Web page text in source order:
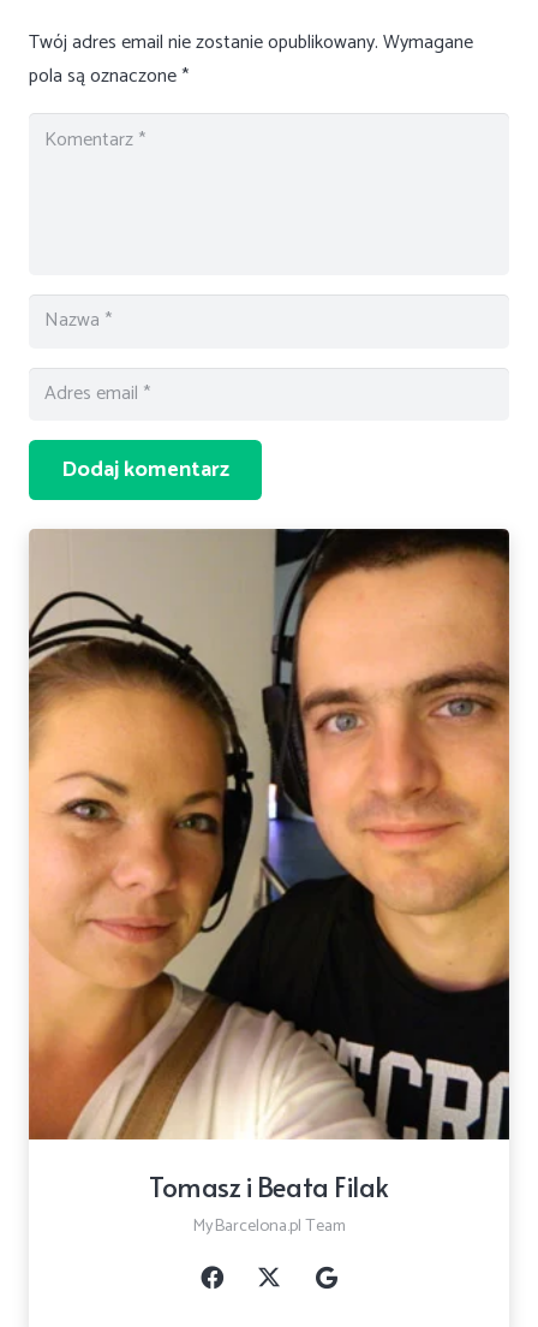
Twój adres email nie zostanie opublikowany.Wymagane
pola są oznaczone*
Dodaj komentarz
Tomasz i Beata Filak
MyBarcelona.pl Team